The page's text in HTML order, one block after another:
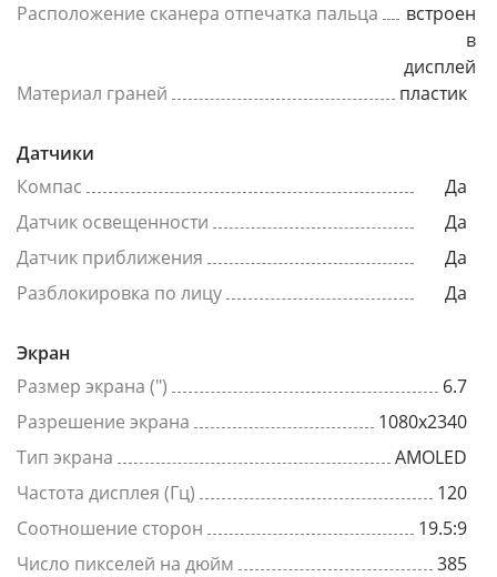
Расположение сканера отпечатка пальца
встроен
в
дисплей
Материал граней
пластик
Датчики
Компас
Да
Датчик освещенности
Да
Датчик приближения
Да
Разблокировка по лицу
Да
Экран
Размер экрана (")
6.7
Разрешение экрана
1080x2340
Тип экрана
AMOLED
Частота дисплея (Гц)
120
Соотношение сторон
19.5:9
Число пикселей на дюйм
385